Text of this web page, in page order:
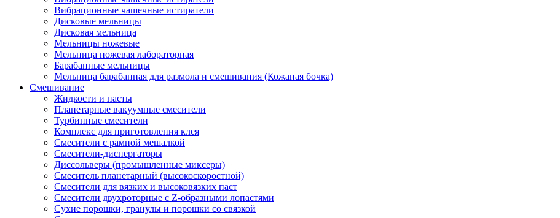
Вибрационные чашечные истиратели
Дисковые мельницы
Дисковая мельница
Мельницы ножевые
Мельница ножевая лабораторная
Барабанные мельницы
Мельница барабанная для размола и смешивания (Кожаная бочка)
Смешивание
Жидкости и пасты
Планетарные вакуумные смесители
Турбинные смесители
Комплекс для приготовления клея
Смесители с рамной мешалкой
Смесители-диспергаторы
Диссольверы (промышленные миксеры)
Смеситель планетарный (высокоскоростной)
Смесители для вязких и высоковязких паст
Смесители двухроторные с Z-образными лопастями
Сухие порошки, гранулы и порошки со связкой